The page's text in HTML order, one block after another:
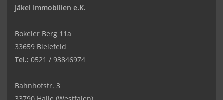
Jäkel Immobilien e.K.
Bokeler Berg 11a
33659 Bielefeld
Tel.: 0521 / 93846974
Bahnhofstr. 3